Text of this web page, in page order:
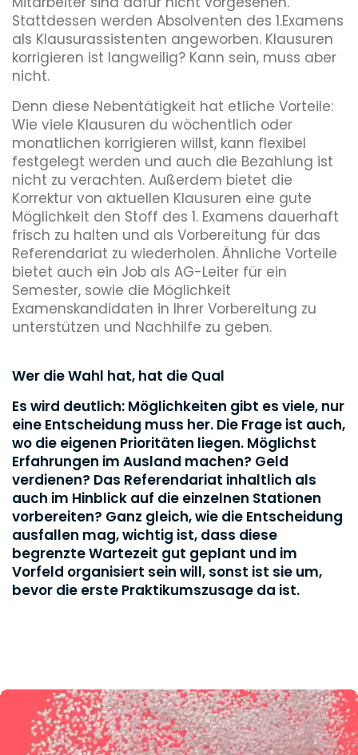
Stattdessen werden Absolventen des 1.Examens
als Klausurassistenten angeworben. Klausuren
korrigieren ist langweilig? Kann sein, muss aber
nicht.
Denn diese Nebentätigkeit hat etliche Vorteile:
Wie viele Klausuren du wöchentlich oder
monatlichen korrigieren willst, kann flexibel
festgelegt werden und auch die Bezahlung ist
nicht zu verachten. Außerdem bietet die
Korrektur von aktuellen Klausuren eine gute
Möglichkeit den Stoff des 1. Examens dauerhaft
frisch zu halten und als Vorbereitung für das
Referendariat zu wiederholen. Ähnliche Vorteile
bietet auch ein Job als AG-Leiter für ein
Semester, sowie die Möglichkeit
Examenskandidaten in Ihrer Vorbereitung zu
unterstützen und Nachhilfe zu geben.
Wer die Wahl hat, hat die Qual
Es wird deutlich: Möglichkeiten gibt es viele, nur
eine Entscheidung muss her. Die Frage ist auch,
wo die eigenen Prioritäten liegen. Möglichst
Erfahrungen im Ausland machen? Geld
verdienen? Das Referendariat inhaltlich als
auch im Hinblick auf die einzelnen Stationen
vorbereiten? Ganz gleich, wie die Entscheidung
ausfallen mag, wichtig ist, dass diese
begrenzte Wartezeit gut geplant und im
Vorfeld organisiert sein will, sonst ist sie um,
bevor die erste Praktikumszusage da ist.